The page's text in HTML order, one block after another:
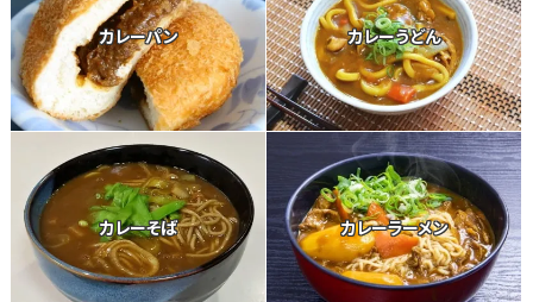
カレーパン カレーうどん
カレーそば カレーラーメン